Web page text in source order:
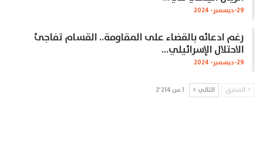
29-ديسمبر- 2024
رغم ادعائه بالقضاء على المقاومة.. القسام تفاجئ
الاحتلال الإسرائيلي…
29-ديسمبر- 2024
السابق التالي 1 من 2٬214